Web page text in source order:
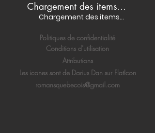
Chargement des items...
Chargement des items...
Politiques de confidentialité
Conditions d'utilisation
Attributions
Les icones sont de Darius Dan sur FlatIcon
romansquebecois@gmail.com